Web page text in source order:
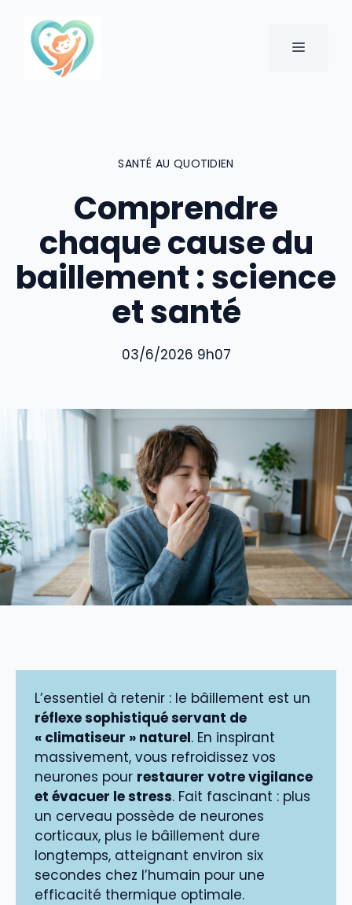
contenu
MENU
SANTÉ AU QUOTIDIEN
Comprendre
chaque cause du
baillement : science
et santé
03/6/2026 9h07
L’essentiel à retenir : le bâillement est un
réflexe sophistiqué servant de
« climatiseur » naturel. En inspirant
massivement, vous refroidissez vos
neurones pour restaurer votre vigilance
et évacuer le stress. Fait fascinant : plus
un cerveau possède de neurones
corticaux, plus le bâillement dure
longtemps, atteignant environ six
secondes chez l’humain pour une
efficacité thermique optimale.